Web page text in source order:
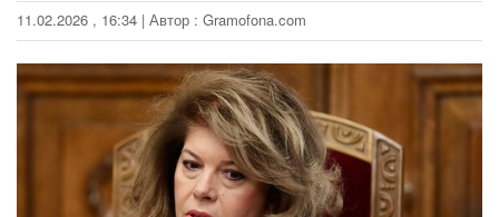
11.02.2026 , 16:34 | Автор : Gramofona.com